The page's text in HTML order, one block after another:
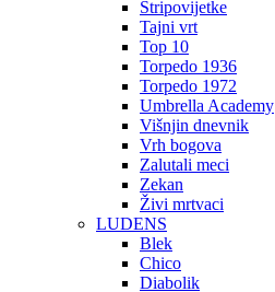
Stripovijetke
Tajni vrt
Top 10
Torpedo 1936
Torpedo 1972
Umbrella Academy
Višnjin dnevnik
Vrh bogova
Zalutali meci
Zekan
Živi mrtvaci
LUDENS
Blek
Chico
Diabolik